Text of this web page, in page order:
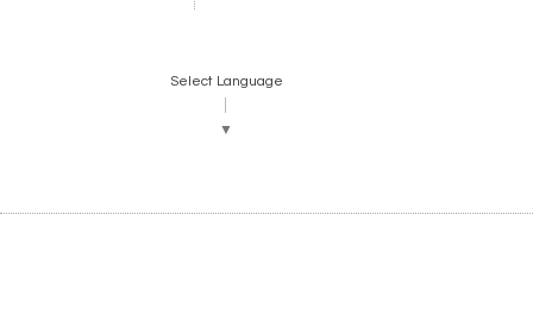
Select Language
▼